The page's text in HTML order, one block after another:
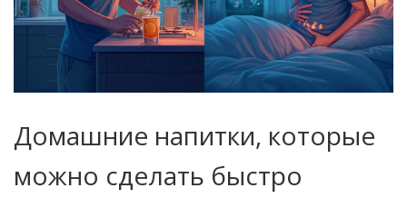
Домашние напитки, которые
можно сделать быстро